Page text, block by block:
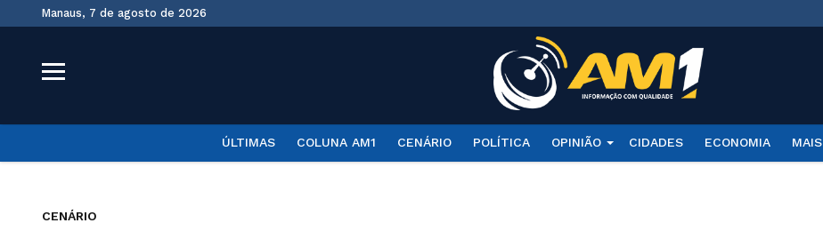
Manaus, 7 de agosto de 2026
ÚLTIMAS COLUNA AM1 CENÁRIO POLÍTICA OPINIÃO CIDADES ECONOMIA MAIS
CENÁRIO